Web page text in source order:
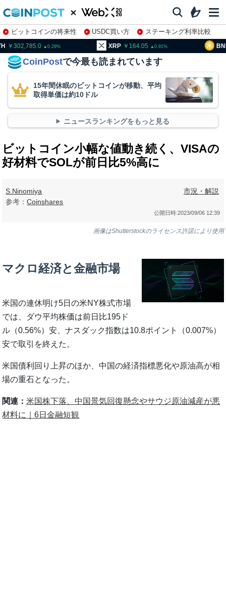
ビットコインの将来性 USDC買い方
ステーキング利率比較
株特集・関連銘柄
0.29 XRP 164.05 0.91 BNB
CoinPostで今最も読まれています
15年間休眠のビットコインが移動、平均
取得単価は約10ドル
ニュースランキングをもっと見る
ビットコイン小幅な値動き続く、VISAの
好材料でSOLが前日比5%高に
S.Ninomiya
参考：Coinshares
市況・解説
公開日時:2023/09/06 12:39
画像はShutterstockのライセンス許諾により使用
マクロ経済と金融市場
米国の連休明け5日の米NY株式市場
では、ダウ平均株価は前日比195ド
ル（0.56%）安、ナスダック指数は10.8ポイント（0.007%）
安で取引を終えた。
米国債利回り上昇のほか、中国の経済指標悪化や原油高が相
場の重石となった。
関連：米国株下落、中国景気回復懸念やサウジ原油減産が悪
材料に｜6日金融短観